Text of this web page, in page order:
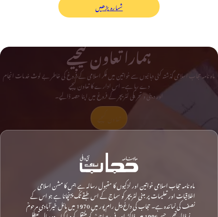
شمارہ پڑھیں
ہمارا تعاون کیجیے
ماہ نامہ حجاب اسلامی گذشتہ کئی دہائیوں سے خواتین میں فکر اسلامی کے فروغ کی خاطر بے لوث خدمات انجام
دے رہا ہے۔ اس ادارے کا تعاون کیجیے
اور دینی و تحریکی لٹریچر کے فروغ میں اپنا حصہ ڈالیے۔
ماہ نامہ حجاب اسلامی خواتین اور لڑکیوں کا مقبول رسالہ ہے جس کا مشن اسلامی
اخلاقیات اور تعلیمات پر مبنی لٹریچر کو سماج کے اس طبقے تک پہنچانا ہے جو اس کے
نصف کی نمائندہ ہے۔ حجاب کی داغ بیل رام پور میں 1970 میں مائل خیرآبادی مرحومؒ